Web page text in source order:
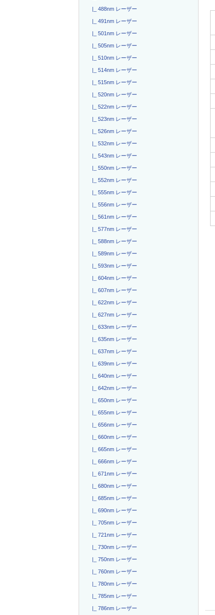
|_ 488nm レーザー
|_ 491nm レーザー
|_ 501nm レーザー
|_ 505nm レーザー
|_ 510nm レーザー
|_ 514nm レーザー
|_ 515nm レーザー
|_ 520nm レーザー
|_ 522nm レーザー
|_ 523nm レーザー
|_ 526nm レーザー
|_ 532nm レーザー
|_ 543nm レーザー
|_ 550nm レーザー
|_ 552nm レーザー
|_ 555nm レーザー
|_ 556nm レーザー
|_ 561nm レーザー
|_ 577nm レーザー
|_ 588nm レーザー
|_ 589nm レーザー
|_ 593nm レーザー
|_ 604nm レーザー
|_ 607nm レーザー
|_ 622nm レーザー
|_ 627nm レーザー
|_ 633nm レーザー
|_ 635nm レーザー
|_ 637nm レーザー
|_ 639nm レーザー
|_ 640nm レーザー
|_ 642nm レーザー
|_ 650nm レーザー
|_ 655nm レーザー
|_ 656nm レーザー
|_ 660nm レーザー
|_ 665nm レーザー
|_ 666nm レーザー
|_ 671nm レーザー
|_ 680nm レーザー
|_ 685nm レーザー
|_ 690nm レーザー
|_ 705nm レーザー
|_ 721nm レーザー
|_ 730nm レーザー
|_ 750nm レーザー
|_ 760nm レーザー
|_ 780nm レーザー
|_ 785nm レーザー
|_ 786nm レーザー